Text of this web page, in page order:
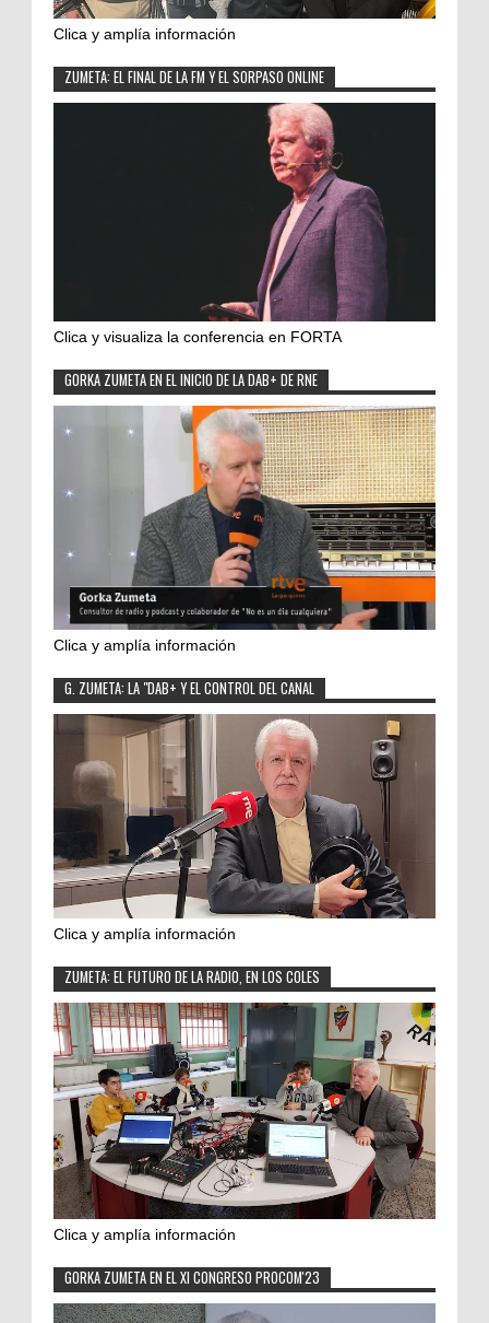
Clica y amplía información
ZUMETA: EL FINAL DE LA FM Y EL SORPASO ONLINE
Clica y visualiza la conferencia en FORTA
GORKA ZUMETA EN EL INICIO DE LA DAB+ DE RNE
Clica y amplía información
G. ZUMETA: LA "DAB+ Y EL CONTROL DEL CANAL
Clica y amplía información
ZUMETA: EL FUTURO DE LA RADIO, EN LOS COLES
Clica y amplía información
GORKA ZUMETA EN EL XI CONGRESO PROCOM'23